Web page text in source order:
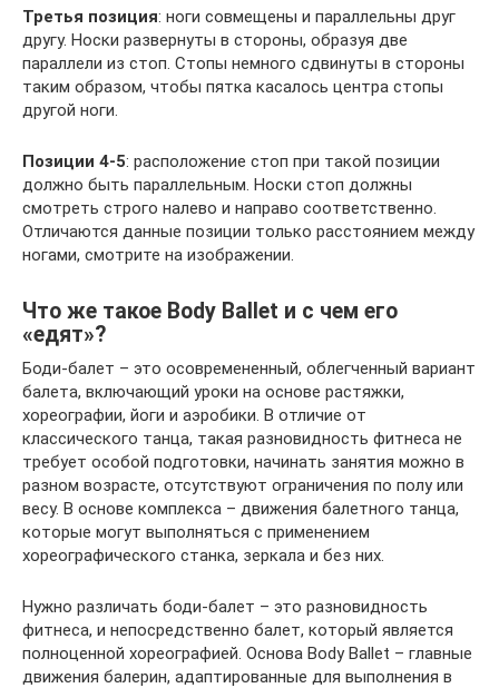
Третья позиция: ноги совмещены и параллельны друг
другу. Носки развернуты в стороны, образуя две
параллели из стоп. Стопы немного сдвинуты в стороны
таким образом, чтобы пятка касалось центра стопы
другой ноги.
Позиции 4-5: расположение стоп при такой позиции
должно быть параллельным. Носки стоп должны
смотреть строго налево и направо соответственно.
Отличаются данные позиции только расстоянием между
ногами, смотрите на изображении.
Что же такое Body Ballet и с чем его
«едят»?
Боди-балет – это осовремененный, облегченный вариант
балета, включающий уроки на основе растяжки,
хореографии, йоги и аэробики. В отличие от
классического танца, такая разновидность фитнеса не
требует особой подготовки, начинать занятия можно в
разном возрасте, отсутствуют ограничения по полу или
весу. В основе комплекса – движения балетного танца,
которые могут выполняться с применением
хореографического станка, зеркала и без них.
Нужно различать боди-балет – это разновидность
фитнеса, и непосредственно балет, который является
полноценной хореографией. Основа Body Ballet – главные
движения балерин, адаптированные для выполнения в